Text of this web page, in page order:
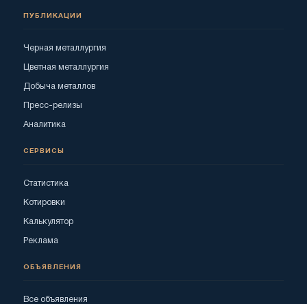
ПУБЛИКАЦИИ
Черная металлургия
Цветная металлургия
Добыча металлов
Пресс-релизы
Аналитика
СЕРВИСЫ
Статистика
Котировки
Калькулятор
Реклама
ОБЪЯВЛЕНИЯ
Все объявления